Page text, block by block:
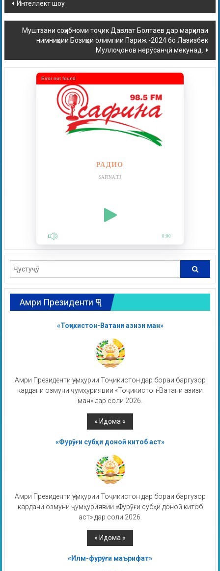
Интеллект шоу
Муштзани соҳибноми тоҷик Давлат Болтаев дар марҳилаи
нимниҳоии Бозиҳои олимпии Париж -2024 бо Лазизбек
Муллоҷонов нерӯсанҷӣ мекунад.
РАДИО
SAFINA.TJ
0:00
Error not found
Амри Президенти ҶТ
«Тоҷикистон-Ватани азизи ман»
Амри Президенти Ҷумҳурии Тоҷикистон дар бораи баргузор
кардани озмуни ҷумҳуриявии «Тоҷикистон-Ватани азизи
ман» дар соли 2026.
«Фурӯғи субҳи доноӣ китоб аст»
Амри Президенти Ҷумҳурии Тоҷикистон дар бораи баргузор
кардани озмуни ҷумҳуриявии «Фурӯғи субҳи доноӣ китоб
аст» дар соли 2026.
«Илм-фурӯғи маърифат»